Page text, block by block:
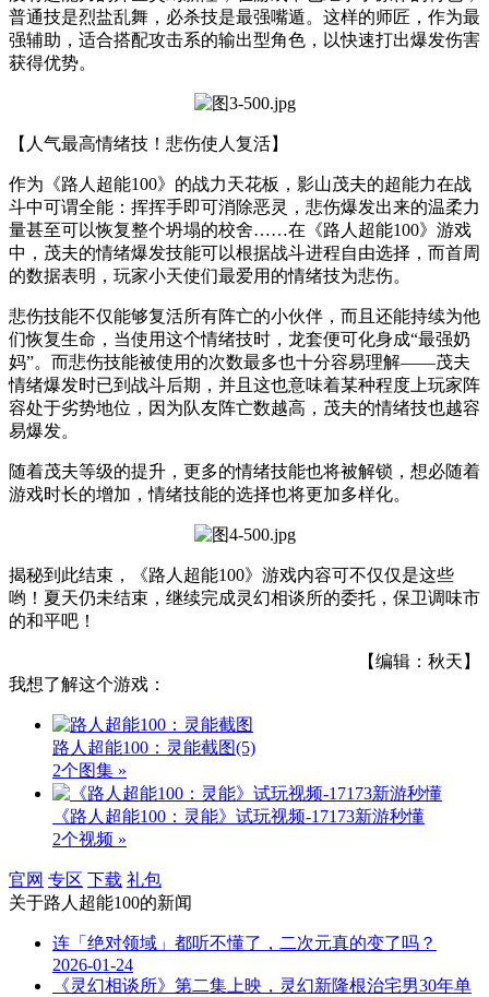
普通技是烈盐乱舞，必杀技是最强嘴遁。这样的师匠，作为最
强辅助，适合搭配攻击系的输出型角色，以快速打出爆发伤害
获得优势。
【人气最高情绪技！悲伤使人复活】
作为《路人超能100》的战力天花板，影山茂夫的超能力在战
斗中可谓全能：挥挥手即可消除恶灵，悲伤爆发出来的温柔力
量甚至可以恢复整个坍塌的校舍……在《路人超能100》游戏
中，茂夫的情绪爆发技能可以根据战斗进程自由选择，而首周
的数据表明，玩家小天使们最爱用的情绪技为悲伤。
悲伤技能不仅能够复活所有阵亡的小伙伴，而且还能持续为他
们恢复生命，当使用这个情绪技时，龙套便可化身成“最强奶
妈”。而悲伤技能被使用的次数最多也十分容易理解——茂夫
情绪爆发时已到战斗后期，并且这也意味着某种程度上玩家阵
容处于劣势地位，因为队友阵亡数越高，茂夫的情绪技也越容
易爆发。
随着茂夫等级的提升，更多的情绪技能也将被解锁，想必随着
游戏时长的增加，情绪技能的选择也将更加多样化。
揭秘到此结束，《路人超能100》游戏内容可不仅仅是这些
哟！夏天仍未结束，继续完成灵幻相谈所的委托，保卫调味市
的和平吧！
【编辑：秋天】
我想了解这个游戏：
路人超能100：灵能截图(5)
2个图集 »
《路人超能100：灵能》试玩视频-17173新游秒懂
2个视频 »
官网 专区 下载 礼包
关于路人超能100的新闻
连「绝对领域」都听不懂了，二次元真的变了吗？
2026-01-24
《灵幻相谈所》第二集上映，灵幻新隆根治宅男30年单